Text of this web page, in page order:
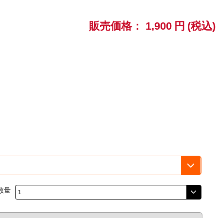
販売価格： 1,900 円 (税込)
量